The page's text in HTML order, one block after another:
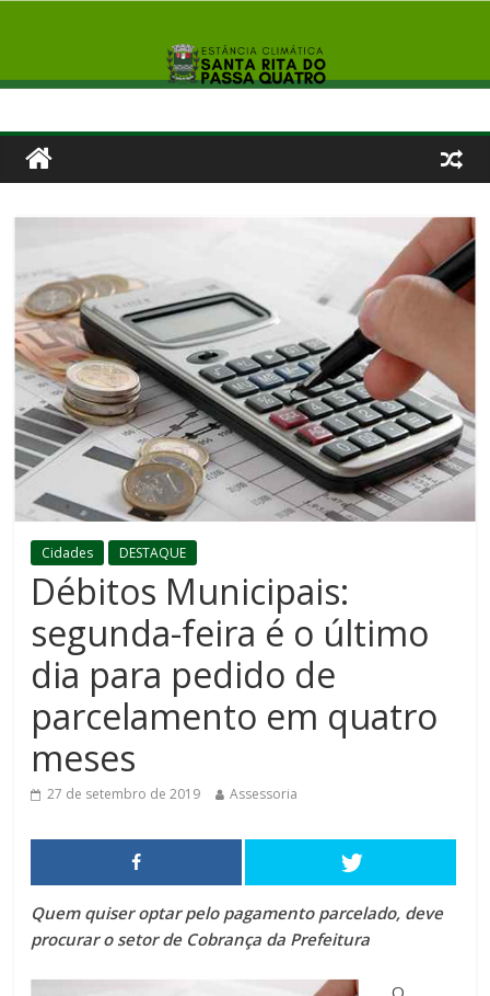
Cidades DESTAQUE
Débitos Municipais:
segunda-feira é o último
dia para pedido de
parcelamento em quatro
meses
27 de setembro de 2019 Assessoria
Quem quiser optar pelo pagamento parcelado, deve
procurar o setor de Cobrança da Prefeitura